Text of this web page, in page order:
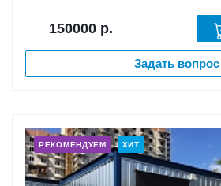
150000 р.
Задать вопрос
РЕКОМЕНДУЕМ ХИТ